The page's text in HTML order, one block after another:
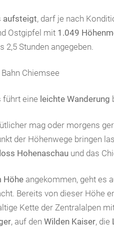
aufsteigt, darf je nach
Ostgipfel mit 1.049
2,5 Stunden angegeben.
führt eine leichte Wanderung
mag oder morgens
der Höhenwege bringen
Hohenaschau und das
Höhe angekommen, geht es
Bereits von dieser Höhe
Kette der Zentralalpen
, auf den Wilden Kaiser, die